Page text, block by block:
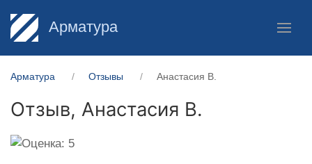
Арматура
Арматура Отзывы Анастасия В.
Отзыв, Анастасия В.